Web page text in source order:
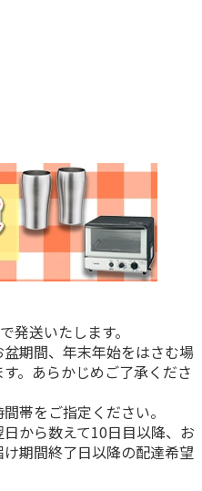
送いたします。
期間、年末年始をはさむ場
。あらかじめご了承くださ
帯をご指定ください。
から数えて10日目以降、お
期間終了日以降の配達希望